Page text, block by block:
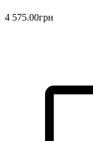
4 575.00грн